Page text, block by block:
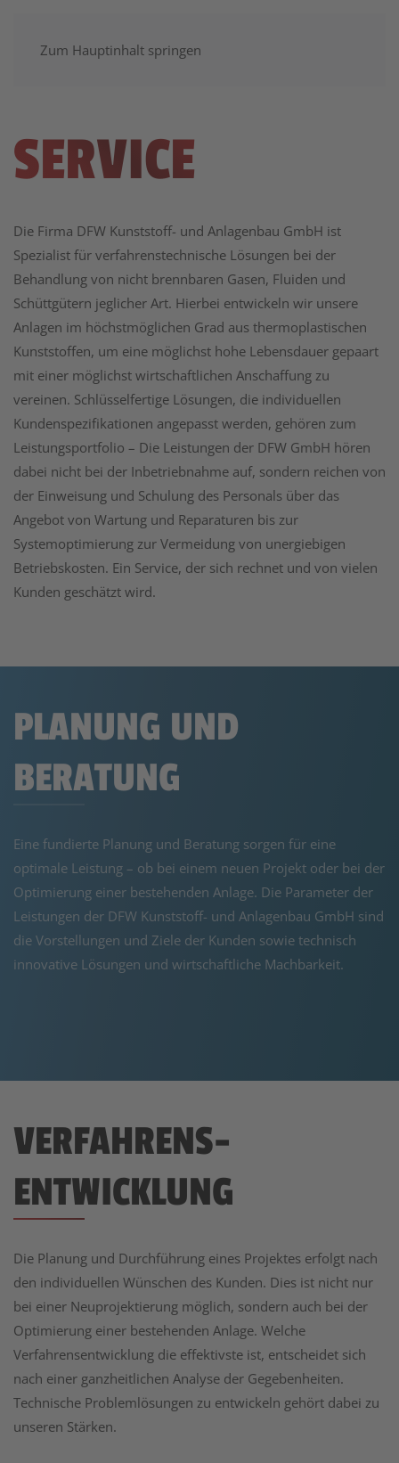
Zum Hauptinhalt springen
SERVICE
Die Firma DFW Kunststoff- und Anlagenbau GmbH ist
Spezialist für verfahrenstechnische Lösungen bei der
Behandlung von nicht brennbaren Gasen, Fluiden und
Schüttgütern jeglicher Art. Hierbei entwickeln wir unsere
Anlagen im höchstmöglichen Grad aus thermoplastischen
Kunststoffen, um eine möglichst hohe Lebensdauer gepaart
mit einer möglichst wirtschaftlichen Anschaffung zu
vereinen. Schlüsselfertige Lösungen, die individuellen
Kundenspezifikationen angepasst werden, gehören zum
Leistungsportfolio – Die Leistungen der DFW GmbH hören
dabei nicht bei der Inbetriebnahme auf, sondern reichen von
der Einweisung und Schulung des Personals über das
Angebot von Wartung und Reparaturen bis zur
Systemoptimierung zur Vermeidung von unergiebigen
Betriebskosten. Ein Service, der sich rechnet und von vielen
Kunden geschätzt wird.
PLANUNG UND
BERATUNG
Eine fundierte Planung und Beratung sorgen für eine
optimale Leistung – ob bei einem neuen Projekt oder bei der
Optimierung einer bestehenden Anlage. Die Parameter der
Leistungen der DFW Kunststoff- und Anlagenbau GmbH sind
die Vorstellungen und Ziele der Kunden sowie technisch
innovative Lösungen und wirtschaftliche Machbarkeit.
VERFAHRENS-
ENTWICKLUNG
Die Planung und Durchführung eines Projektes erfolgt nach
den individuellen Wünschen des Kunden. Dies ist nicht nur
bei einer Neuprojektierung möglich, sondern auch bei der
Optimierung einer bestehenden Anlage. Welche
Verfahrensentwicklung die effektivste ist, entscheidet sich
nach einer ganzheitlichen Analyse der Gegebenheiten.
Technische Problemlösungen zu entwickeln gehört dabei zu
unseren Stärken.